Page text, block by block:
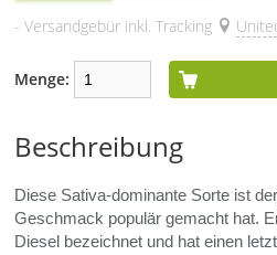
- Versandgebür inkl. Tracking
Menge:
Beschreibung
Diese Sativa-dominante Sorte ist
Geschmack populär gemacht hat.
Diesel bezeichnet und hat einen